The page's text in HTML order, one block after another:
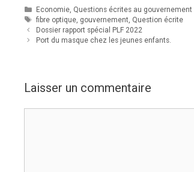
Catégories
Economie, Questions écrites au gouvernement
Étiquettes
fibre optique, gouvernement, Question écrite
Dossier rapport spécial PLF 2022
Port du masque chez les jeunes enfants.
Laisser un commentaire